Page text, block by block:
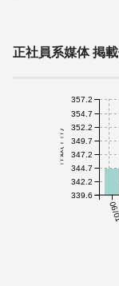
正社員系媒体 掲
件数(千件)
339.6
342.2
344.7
347.2
349.7
352.2
354.7
357.2